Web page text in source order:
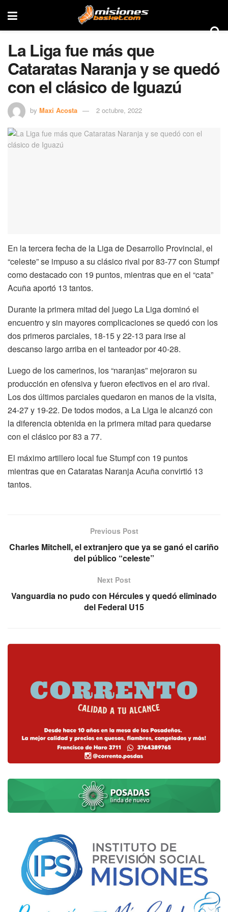
La Liga fue más que
Cataratas Naranja y se quedó
con el clásico de Iguazú
by Maxi Acosta 2 octubre, 2022
En la tercera fecha de la Liga de Desarrollo Provincial, el
“celeste” se impuso a su clásico rival por 83-77 con Stumpf
como destacado con 19 puntos, mientras que en el “cata”
Acuña aportó 13 tantos.
Durante la primera mitad del juego La Liga dominó el
encuentro y sin mayores complicaciones se quedó con los
dos primeros parciales, 18-15 y 22-13 para irse al
descanso largo arriba en el tanteador por 40-28.
Luego de los camerinos, los “naranjas” mejoraron su
producción en ofensiva y fueron efectivos en el aro rival.
Los dos últimos parciales quedaron en manos de la visita,
24-27 y 19-22. De todos modos, a La Liga le alcanzó con
la diferencia obtenida en la primera mitad para quedarse
con el clásico por 83 a 77.
El máximo artillero local fue Stumpf con 19 puntos
mientras que en Cataratas Naranja Acuña convirtió 13
tantos.
Previous Post
Charles Mitchell, el extranjero que ya se ganó el cariño
del público “celeste”
Next Post
Vanguardia no pudo con Hércules y quedó eliminado
del Federal U15